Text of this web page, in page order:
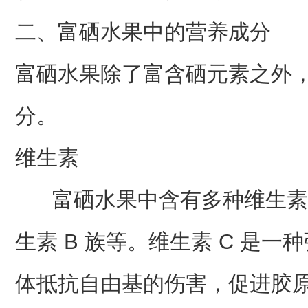
二、富硒水果中的营养成分
富硒水果除了富含硒元素之外
分。
维生素
富硒水果中含有多种维生素
生素 B 族等。维生素 C 是一
体抵抗自由基的伤害，促进胶